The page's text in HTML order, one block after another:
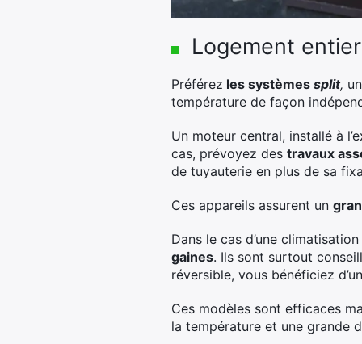
Logement entier
Préférez les systèmes split,
température de façon
Un moteur central, installé à
cas, prévoyez des travaux
de tuyauterie en plus de sa
Ces appareils assurent un
Dans le cas d’une
gaines. Ils sont surtout
réversible, vous bénéficiez
Ces modèles sont efficaces
la température et une grande